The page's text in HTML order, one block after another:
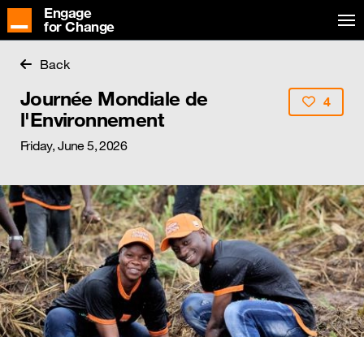
Engage
for Change
Back
Journée Mondiale de
l'Environnement
Friday, June 5, 2026
4